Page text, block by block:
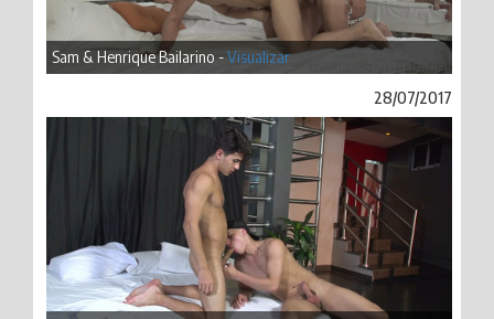
Sam & Henrique Bailarino -Visualizar
28/07/2017